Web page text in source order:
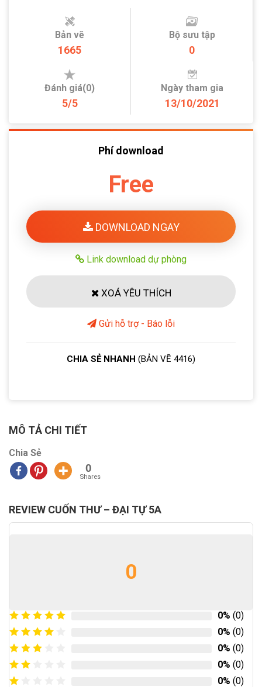
Bản vẽ
1665
Bộ sưu tập
0
Đánh giá(0)
5/5
Ngày tham gia
13/10/2021
Phí download
Free
DOWNLOAD NGAY
Link download dự phòng
XOÁ YÊU THÍCH
Gửi hỗ trợ - Báo lỗi
CHIA SẺ NHANH (BẢN VẼ 4416)
MÔ TẢ CHI TIẾT
Chia Sẻ
0
Shares
REVIEW CUỐN THƯ – ĐẠI TỰ 5A
0
0% (0)
0% (0)
0% (0)
0% (0)
0% (0)